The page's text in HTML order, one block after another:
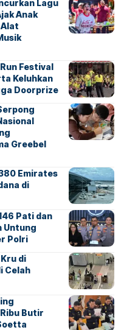
Lagu
Anak
Festival
Keluhkan
Doorprize
Greebel
Emirates
di
Pati dan
Untung
Polri
di
Celah
Butir